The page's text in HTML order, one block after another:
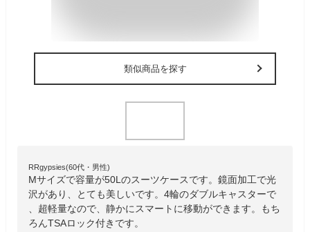
類似商品を探す
RRgypsies(60代・男性)
Mサイズで容量が50Lのスーツケースです。鏡面加工で光
沢があり、とても美しいです。4輪のダブルキャスターで
、超軽量なので、静かにスマートに移動ができます。もち
ろんTSAロック付きです。